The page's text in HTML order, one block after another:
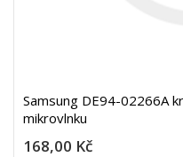
Samsung DE94-02266A
mikrovlnku
168,00 Kč